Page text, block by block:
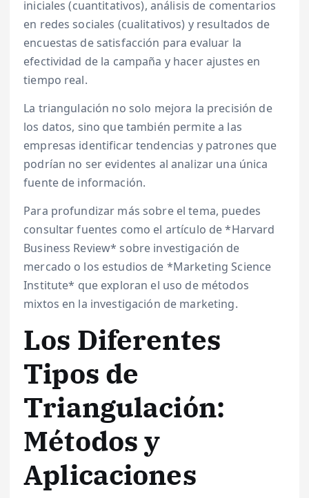
iniciales (cuantitativos), análisis de comentarios
en redes sociales (cualitativos) y resultados de
encuestas de satisfacción para evaluar la
efectividad de la campaña y hacer ajustes en
tiempo real.
La triangulación no solo mejora la precisión de
los datos, sino que también permite a las
empresas identificar tendencias y patrones que
podrían no ser evidentes al analizar una única
fuente de información.
Para profundizar más sobre el tema, puedes
consultar fuentes como el artículo de *Harvard
Business Review* sobre investigación de
mercado o los estudios de *Marketing Science
Institute* que exploran el uso de métodos
mixtos en la investigación de marketing.
Los Diferentes
Tipos de
Triangulación:
Métodos y
Aplicaciones